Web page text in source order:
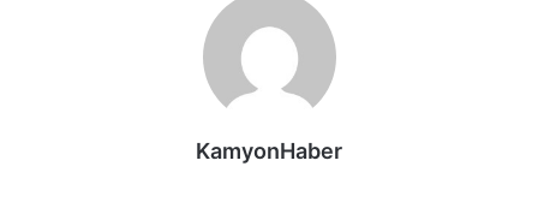
KamyonHaber